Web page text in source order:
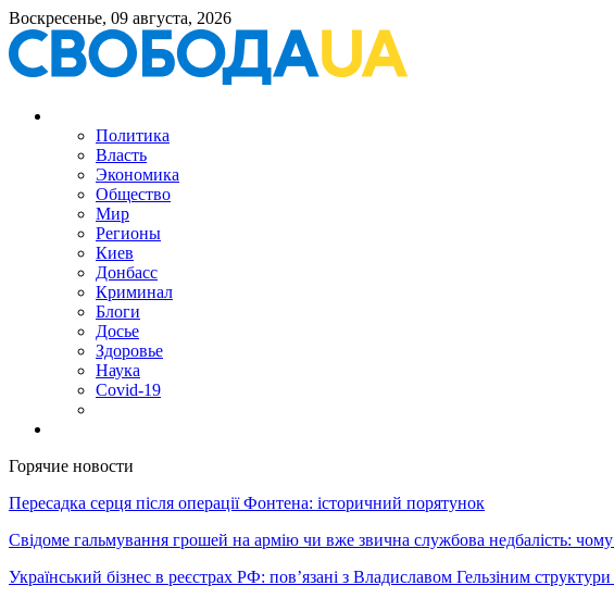
Воскресенье, 09 августа, 2026
Политика
Власть
Экономика
Общество
Мир
Регионы
Киев
Донбасс
Криминал
Блоги
Досье
Здоровье
Наука
Covid-19
Горячие новости
Пересадка серця після операції Фонтена: історичний порятунок
Свідоме гальмування грошей на армію чи вже звична службова недбалість:
Український бізнес в реєстрах РФ: пов’язані з Владиславом Гельзіним